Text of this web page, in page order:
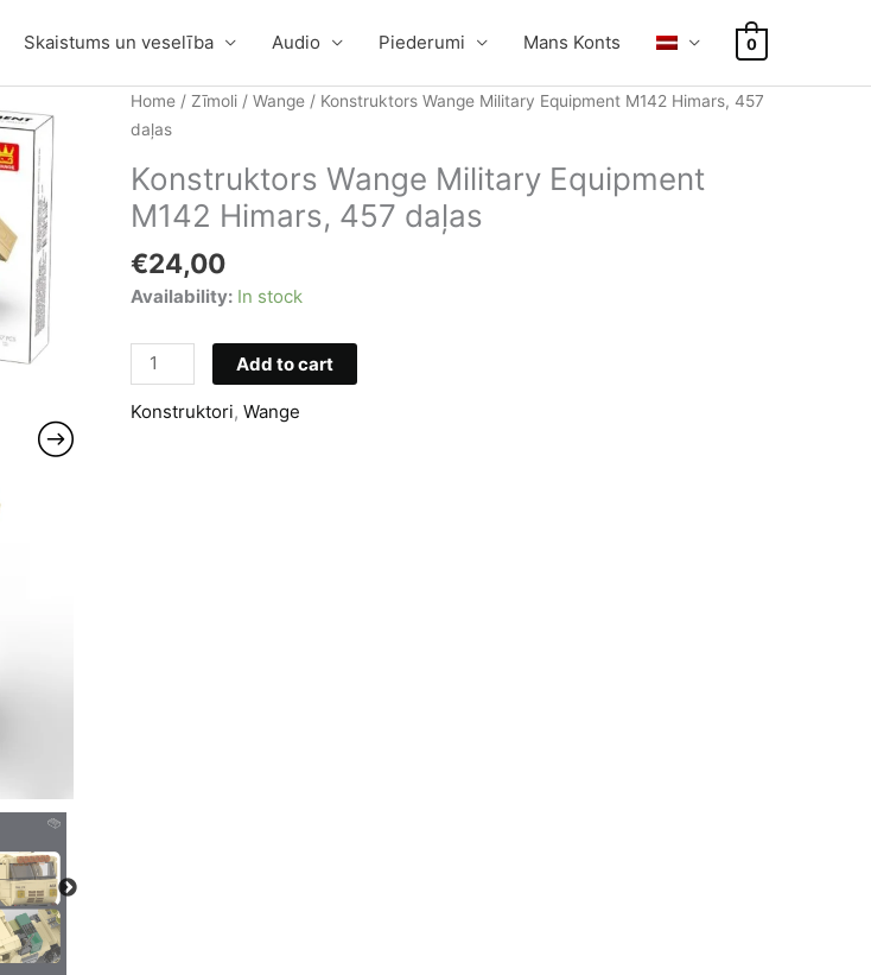
Skaistums un veselība Audio Piederumi Mans Konts 0
Home / Zīmoli / Wange / Konstruktors Wange Military Equipment M142 Himars, 457
daļas
Konstruktors Wange Military Equipment
M142 Himars, 457 daļas
€24,00
Availability: In stock
Konstruktors
Wange
Military
Add to cart
Konstruktori, Wange